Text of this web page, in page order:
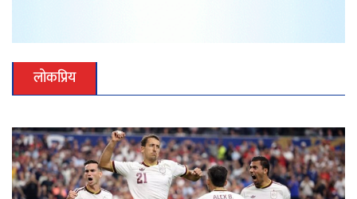
लोकप्रिय